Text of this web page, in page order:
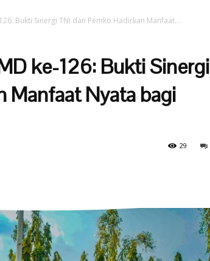
Bukti Sinergi TNI dan Pemko Hadirkan Manfaat...
ke-126: Bukti Sinergi
Manfaat Nyata bagi
29